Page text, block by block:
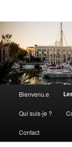
Bienvenu.e
Qui suis-je ?
Contact